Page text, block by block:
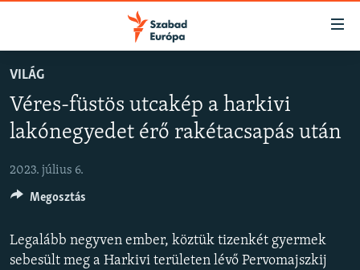
Akadálymentes
Ugrás
oldalra
Ugrás
keresésre
AKTUÁLIS
PODCASTOK
VIDEÓK
ELEMZŐ
NER15
SZABADON
VILÁG
Véres-füstös utcakép a harkivi
lakónegyedet érő rakétacsapás után
2023. július 6.
Legalább negyven ember, köztük tizenkét gyermek
sebesült meg a Harkivi területen lévő Pervomajszkij
Megosztás
FELIRATKOZÁS
Feliratkozás